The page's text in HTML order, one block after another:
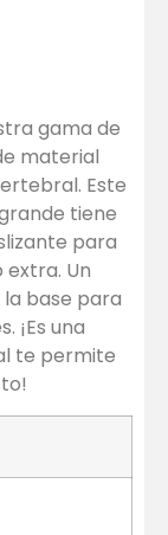
gama de
material
Este
tiene
para
extra. Un
base para
¡Es una
te permite